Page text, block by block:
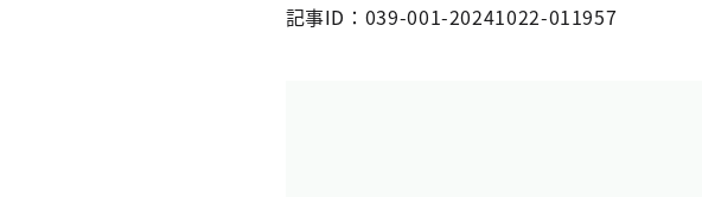
記事ID：039-001-20241022-011957